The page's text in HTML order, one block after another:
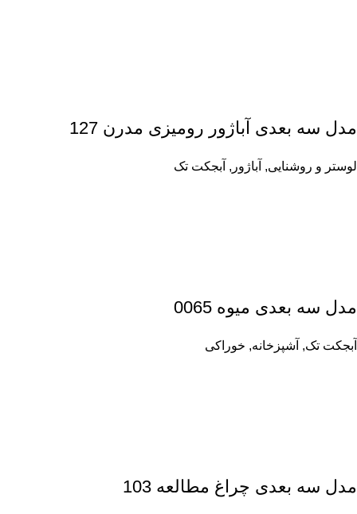
مدل سه بعدی آباژور رومیزی مدرن 127
لوستر و روشنایی, آباژور , آبجکت تک
مدل سه بعدی میوه 0065
آبجکت تک, آشپزخانه, خوراکی
مدل سه بعدی چراغ مطالعه 103